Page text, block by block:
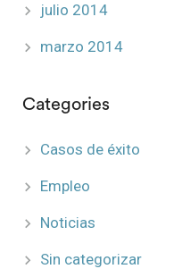
julio 2014
marzo 2014
Categories
Casos de éxito
Empleo
Noticias
Sin categorizar